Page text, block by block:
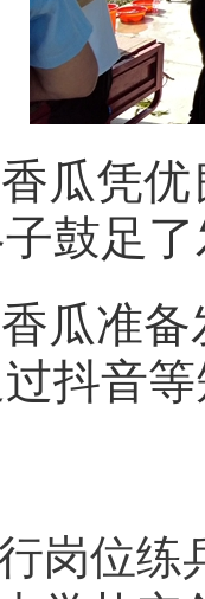
瓜凭
鼓足
瓜准
抖音
岗位